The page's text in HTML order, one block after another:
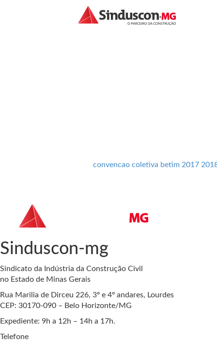
convencao coletiva betim 2017
Sinduscon-mg
Sindicato da Indústria da Construção Civil
no Estado de Minas Gerais
Rua Marilia de Dirceu 226, 3º e 4º andares, Lourdes
CEP: 30170-090 – Belo Horizonte/MG
Expediente: 9h a 12h – 14h a 17h.
Telefone